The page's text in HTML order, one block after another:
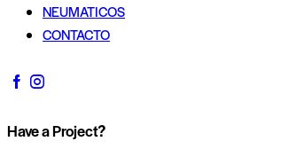
NEUMATICOS
CONTACTO
Have a Project?